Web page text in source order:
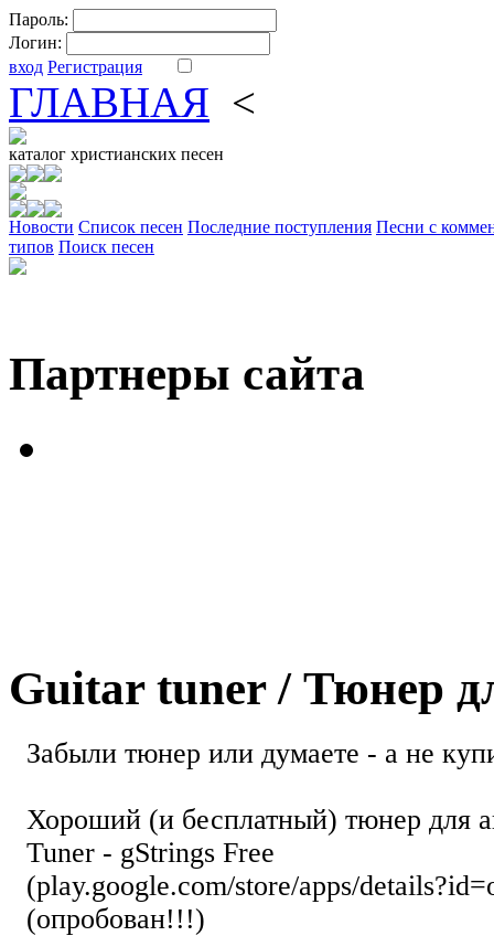
Пароль:
Логин:
вход Регистрация
ГЛАВНАЯ <
каталог христианских песен
Новости Cписок песен Последние поступления Песни с
типов Поиск песен
Партнеры сайта
Guitar tuner / Тюнер
Забыли тюнер или думаете - а не
Хороший (и бесплатный) тюнер для
Tuner - gStrings Free
(play.google.com/store/apps/
(опробован!!!)